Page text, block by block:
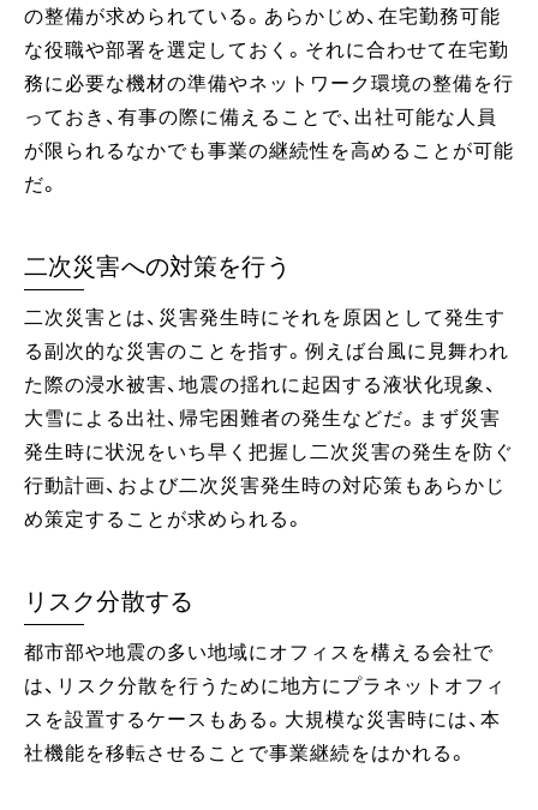
の整備が求められている。あらかじめ、在宅勤務可能
な役職や部署を選定しておく。それに合わせて在宅勤
務に必要な機材の準備やネットワーク環境の整備を行
っておき、有事の際に備えることで、出社可能な人員
が限られるなかでも事業の継続性を高めることが可能
だ。
二次災害への対策を行う
二次災害とは、災害発生時にそれを原因として発生す
る副次的な災害のことを指す。例えば台風に見舞われ
た際の浸水被害、地震の揺れに起因する液状化現象、
大雪による出社、帰宅困難者の発生などだ。まず災害
発生時に状況をいち早く把握し二次災害の発生を防ぐ
行動計画、および二次災害発生時の対応策もあらかじ
め策定することが求められる。
リスク分散する
都市部や地震の多い地域にオフィスを構える会社で
は、リスク分散を行うために地方にプラネットオフィ
スを設置するケースもある。大規模な災害時には、本
社機能を移転させることで事業継続をはかれる。